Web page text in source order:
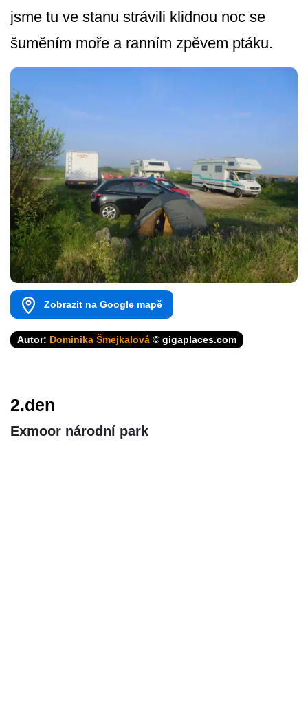
jsme tu ve stanu strávili klidnou noc se
šuměním moře a ranním zpěvem ptáku.
Zobrazit na Google mapě
Autor: Dominika Šmejkalová © gigaplaces.com
2.den
Exmoor národní park